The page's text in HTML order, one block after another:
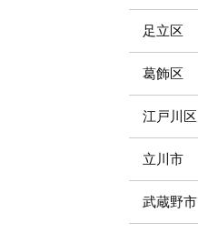
足立区
葛飾区
江戸川区
立川市
武蔵野市